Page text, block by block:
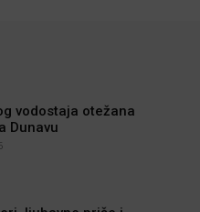
vodostaja otežana
Dunavu